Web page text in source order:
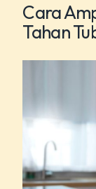
Cara
Tahan